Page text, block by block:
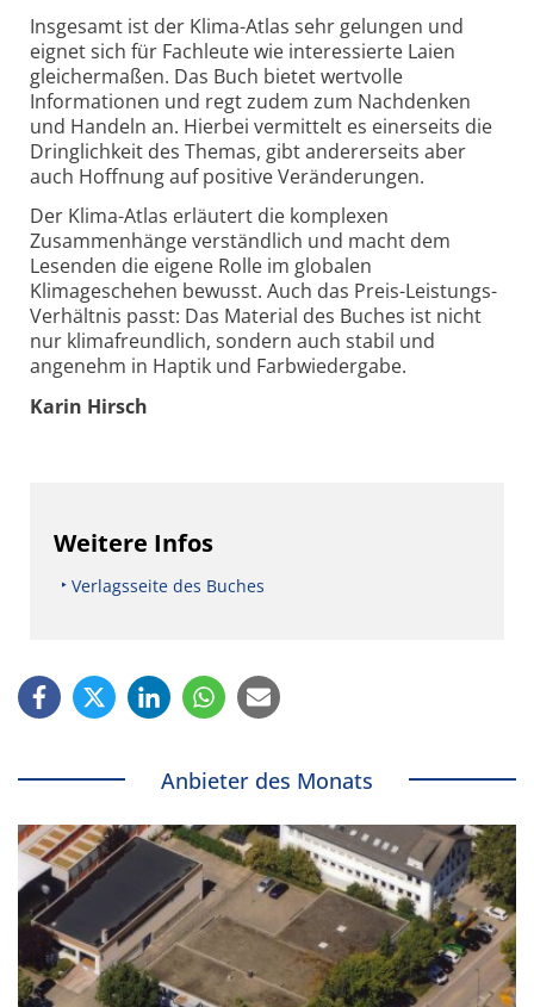
Insgesamt ist der Klima-Atlas sehr gelungen und
eignet sich für Fachleute wie interessierte Laien
gleichermaßen. Das Buch bietet wertvolle
Informationen und regt zudem zum Nachdenken
und Handeln an. Hierbei vermittelt es einerseits die
Dringlichkeit des Themas, gibt andererseits aber
auch Hoffnung auf ­positive Veränderungen.
Der Klima-Atlas erläutert die komplexen
Zusammenhänge verständlich und macht dem
Lesenden die eigene Rolle im globalen
Klimageschehen bewusst. Auch das Preis-Leistungs-
Verhältnis passt: Das Material des Buches ist nicht
nur klimafreundlich, sondern auch stabil und
angenehm in Haptik und Farbwiedergabe.
Karin Hirsch
Weitere Infos
Verlagsseite des Buches
Anbieter des Monats